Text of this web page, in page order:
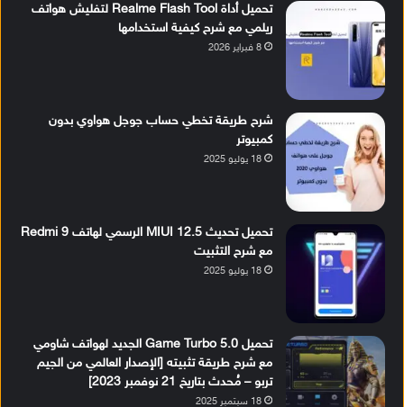
تحميل أداة Realme Flash Tool لتفليش هواتف
ريلمي مع شرح كيفية استخدامها
8 فبراير 2026
شرح طريقة تخطي حساب جوجل هواوي بدون
كمبيوتر
18 يوليو 2025
تحميل تحديث MIUI 12.5 الرسمي لهاتف Redmi 9
مع شرح التثبيت
18 يوليو 2025
تحميل Game Turbo 5.0 الجديد لهواتف شاومي
مع شرح طريقة تثبيته [الإصدار العالمي من الجيم
تربو – مُحدث بتاريخ 21 نوفمبر 2023]
18 سبتمبر 2025